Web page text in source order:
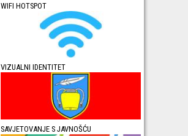
WIFI HOTSPOT
VIZUALNI IDENTITET
SAVJETOVANJE S JAVNOŠĆU